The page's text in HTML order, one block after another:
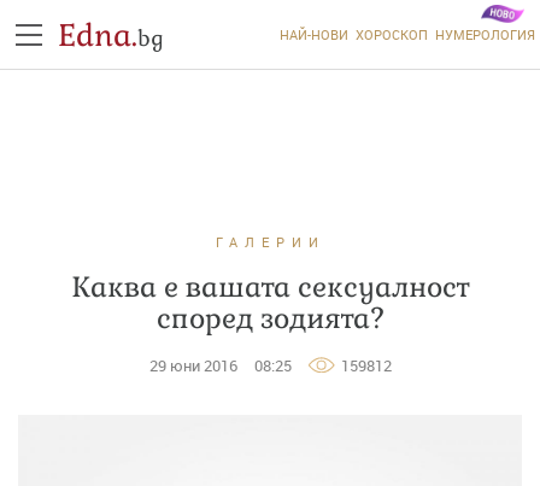
Edna.bg НАЙ-НОВИ ХОРОСКОП НУМЕРОЛОГИЯ
ГАЛЕРИИ
Каква е вашата сексуалност
според зодията?
29 юни 2016 08:25 159812